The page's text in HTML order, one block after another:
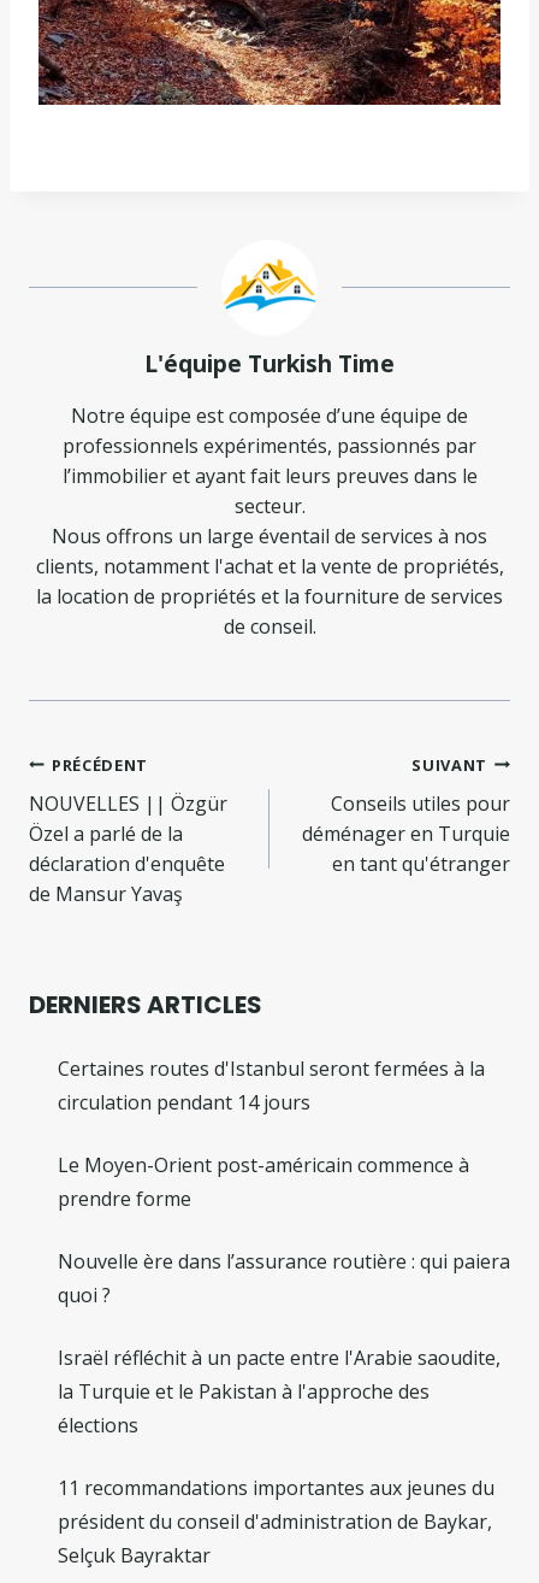
L'équipe Turkish Time
Notre équipe est composée d’une équipe de
professionnels expérimentés, passionnés par
l’immobilier et ayant fait leurs preuves dans le
secteur.
Nous offrons un large éventail de services à nos
clients, notamment l'achat et la vente de propriétés,
la location de propriétés et la fourniture de services
de conseil.
Navigation
de
l’article
PRÉCÉDENT
NOUVELLES || Özgür
Özel a parlé de la
déclaration d'enquête
de Mansur Yavaş
SUIVANT
Conseils utiles pour
déménager en Turquie
en tant qu'étranger
DERNIERS ARTICLES
Certaines routes d'Istanbul seront fermées à la
circulation pendant 14 jours
Le Moyen-Orient post-américain commence à
prendre forme
Nouvelle ère dans l’assurance routière : qui paiera
quoi ?
Israël réfléchit à un pacte entre l'Arabie saoudite,
la Turquie et le Pakistan à l'approche des
élections
11 recommandations importantes aux jeunes du
président du conseil d'administration de Baykar,
Selçuk Bayraktar